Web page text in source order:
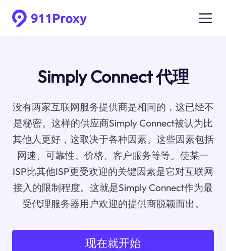
Simply Connect 代理
没有两家互联网服务提供商是相同的，这已经不
是秘密。这样的供应商Simply Connect被认为比
其他人更好，这取决于各种因素。这些因素包括
网速、可靠性、价格、客户服务等等。使某一
ISP比其他ISP更受欢迎的关键因素是它对互联网
接入的限制程度。这就是Simply Connect作为最
受代理服务器用户欢迎的提供商脱颖而出。
现在就开始